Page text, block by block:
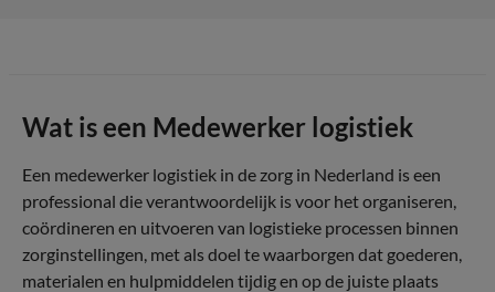
Wat is een Medewerker logistiek
Een medewerker logistiek in de zorg in Nederland is een
professional die verantwoordelijk is voor het organiseren,
coördineren en uitvoeren van logistieke processen binnen
zorginstellingen, met als doel te waarborgen dat goederen,
materialen en hulpmiddelen tijdig en op de juiste plaats